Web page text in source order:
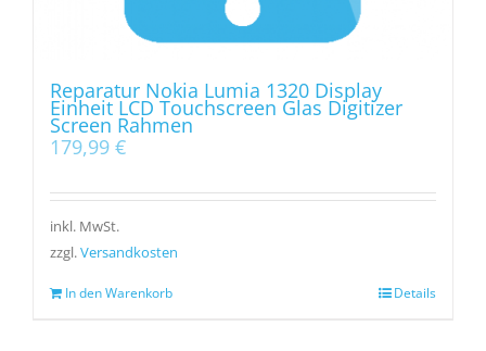
Reparatur Nokia Lumia 1320 Display
Einheit LCD Touchscreen Glas Digitizer
Screen Rahmen
179,99 €
inkl. MwSt.
zzgl.Versandkosten
In den Warenkorb Details